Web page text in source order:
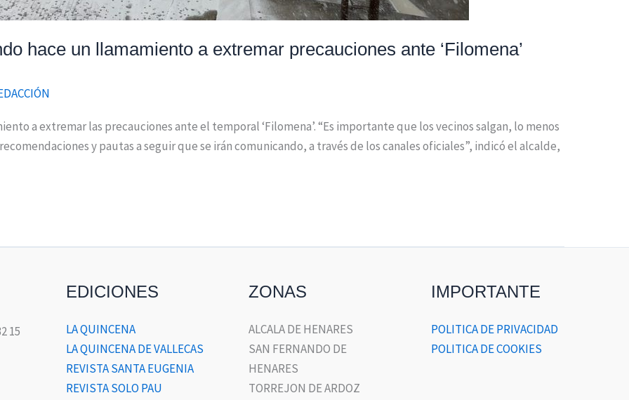
hace un llamamiento a extremar precauciones ante ‘Filomena’
a extremar las precauciones ante el temporal ‘Filomena’. “Es importante que los vecinos salgan, lo menos
y pautas a seguir que se irán comunicando, a través de los canales oficiales”, indicó el alcalde,
15
EDICIONES
LA QUINCENA
LA QUINCENA DE VALLECAS
REVISTA SANTA EUGENIA
REVISTA SOLO PAU
ZONAS
ALCALA DE HENARES
SAN FERNANDO DE
HENARES
TORREJON DE ARDOZ
IMPORTANTE
POLITICA DE PRIVACIDAD
POLITICA DE COOKIES